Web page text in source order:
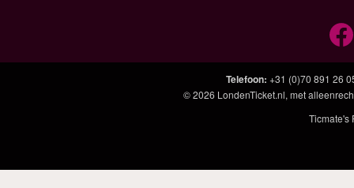
Telefoon: +31 (0)70 891 26
© 2026 LondenTicket.nl, met
Ticmate's